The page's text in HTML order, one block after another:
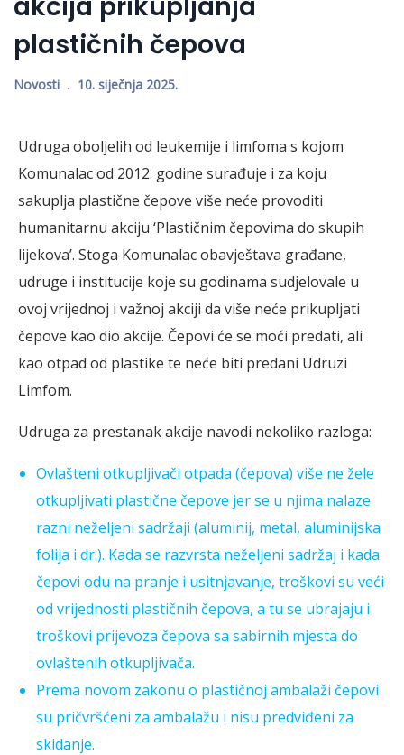
plastičnih čepova
Novosti 10. siječnja 2025.
Udruga oboljelih od leukemije i limfoma s kojom
Komunalac od 2012. godine surađuje i za koju
sakuplja plastične čepove više neće provoditi
humanitarnu akciju ‘Plastičnim čepovima do skupih
lijekova’. Stoga Komunalac obavještava građane,
udruge i institucije koje su godinama sudjelovale u
ovoj vrijednoj i važnoj akciji da više neće prikupljati
čepove kao dio akcije. Čepovi će se moći predati, ali
kao otpad od plastike te neće biti predani Udruzi
Limfom.
Udruga za prestanak akcije navodi nekoliko razloga:
Ovlašteni otkupljivači otpada (čepova) više ne žele
otkupljivati plastične čepove jer se u njima nalaze
razni neželjeni sadržaji (aluminij, metal, aluminijska
folija i dr.). Kada se razvrsta neželjeni sadržaj i kada
čepovi odu na pranje i usitnjavanje, troškovi su veći
od vrijednosti plastičnih čepova, a tu se ubrajaju i
troškovi prijevoza čepova sa sabirnih mjesta do
ovlaštenih otkupljivača.
Prema novom zakonu o plastičnoj ambalaži čepovi
su pričvršćeni za ambalažu i nisu predviđeni za
skidanje.